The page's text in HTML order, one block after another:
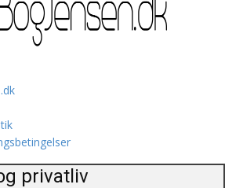
/ Topografi
privatliv